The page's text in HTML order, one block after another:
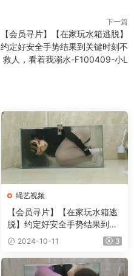
下一篇
【会员寻片】【在家玩水箱逃脱】
约定好安全手势结果到关键时刻不
救人，看着我溺水-F100409-小L
绳艺视频
【会员寻片】【在家玩水箱逃
脱】约定好安全手势结果到关
键时刻不救人，看着我溺水-F1
00409-小L
2024-10-11 3